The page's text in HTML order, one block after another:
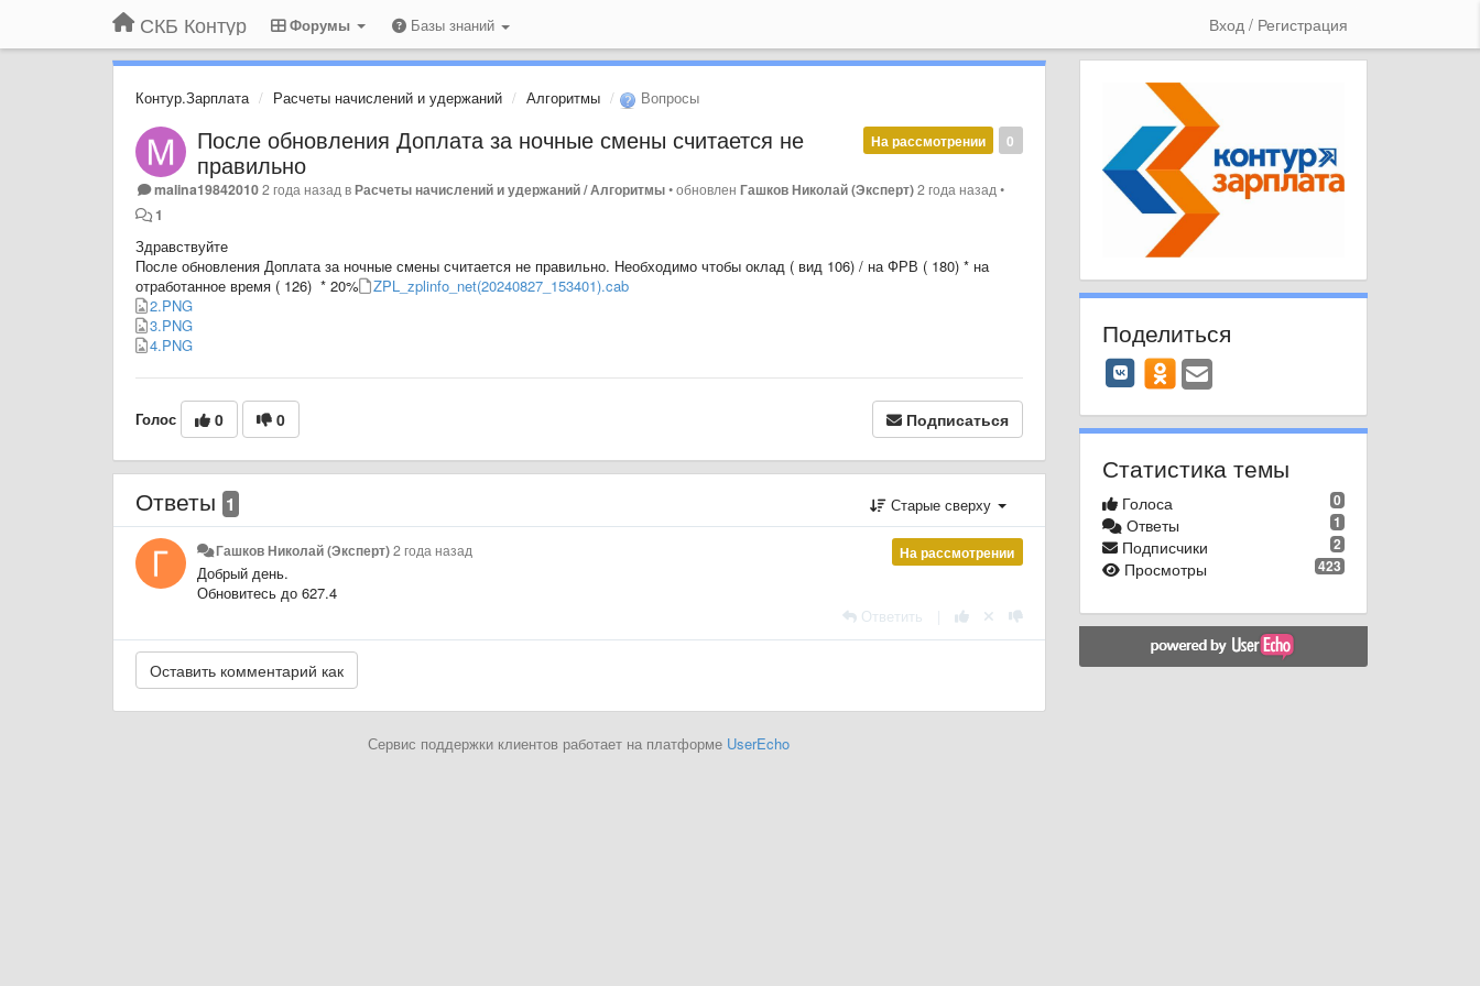
СКБ Контур Форумы Базы знаний Вход / Регистрация
Контур.Зарплата Расчеты начислений и удержаний Алгоритмы Вопросы
0
На рассмотрении
После обновления Доплата за ночные смены считается не
правильно
malina198420102 года назад вРасчеты начислений и удержаний / Алгоритмы•обновленГашков Николай (Эксперт)2 года назад •
1
Здравствуйте
После обновления Доплата за ночные смены считается не правильно. Необходимо чтобы оклад ( вид 106) / на ФРВ ( 180) * на
отработанное время ( 126) * 20%
ZPL_zplinfo_net(20240827_153401).cab
2.PNG
3.PNG
4.PNG
Голос 0 0 Подписаться
Ответы 1 Старые сверху
На рассмотрении
Гашков Николай (Эксперт)2 года назад
Добрый день.
Обновитесь до 627.4
Ответить
Сервис поддержки клиентов работает на платформе UserEcho
Поделиться
Статистика темы
0
Голоса
1
Ответы
2
Подписчики
423
Просмотры